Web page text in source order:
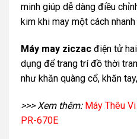
minh giúp dễ dàng điều
kim khi may một cách
Máy may ziczac điện tử
dụng để trang trí đồ thời
như khăn quàng cổ, khăn
>>> Xem thêm: Máy Thêu
PR-670E